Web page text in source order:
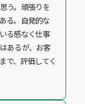
う。頑張りを
る。自発的な
る感なく仕事
あるが、お客
で、評価してく